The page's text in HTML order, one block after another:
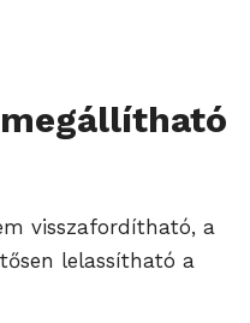
visszafordítható, a
lelassítható a